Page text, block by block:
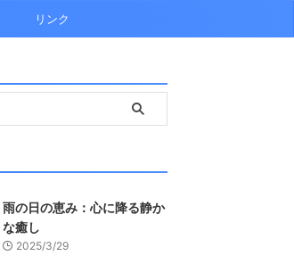
リンク
雨の日の恵み：心に降る静か
な癒し
2025/3/29